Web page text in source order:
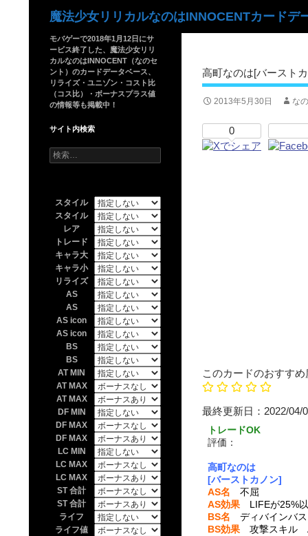
魔法少女リリカルなのはINNOCENTカードデ
高町なのは[バースト
2013年5月30日 な
0
このカードのおすすめ
最終更新日
トレードOK
評価：
高町なのは
[バーストカノン]
AS名 不屈
AS効果 LIFEが25%
BS名 ディバインバ
BS効果 攻撃スキル
モバゲーで2018年1月12日にサ
ービス終了した、魔法少女リリ
カルなのはINNOCENT（なのセ
ント）のカードデータベース、
リライズ・ユニゾン・コスト比
（コス比）・ボーナスプラス値
の情報等も掲載中！
サイト内検索
検
索:
スタイル
スタイル
レア
トレード
キャラ大
キャラ小
リライズ
AS
AS
AS icon
AS icon
BS
BS
AT MIN
AT MAX
AT MAX
DF MIN
DF MAX
DF MAX
LC MIN
LC MAX
LC MAX
ST 合計
ST 合計
ライフ
ライフ値